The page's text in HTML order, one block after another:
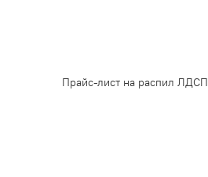
Прайс-лист на распил ЛДСП